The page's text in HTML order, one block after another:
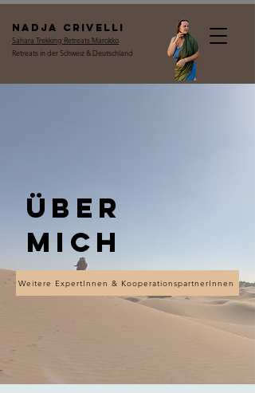
Nadja Crivelli
Sahara Trekking Retreats Marokko
Retreats in der Schweiz & Deutschland
Über
mich
Weitere ExpertInnen & KooperationspartnerInnen